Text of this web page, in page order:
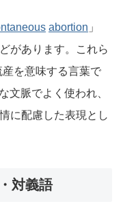
abortion 」
があります。これら
を意味する言葉で
文脈でよく使われ、
に配慮した表現とし
対義語